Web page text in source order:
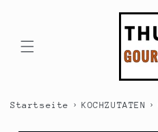
Startseite › KOCHZUTATEN ›